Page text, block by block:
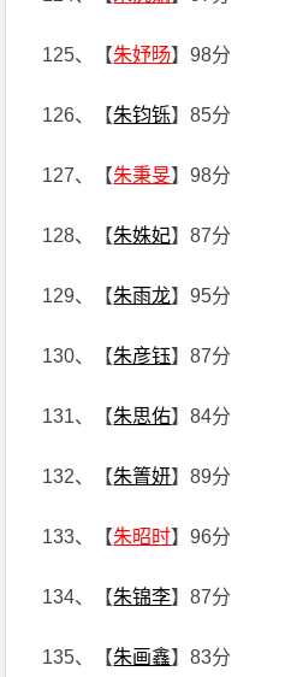
125、【朱妤旸】98分
126、【朱钧铄】85分
127、【朱秉旻】98分
128、【朱姝妃】87分
129、【朱雨龙】95分
130、【朱彦钰】87分
131、【朱思佑】84分
132、【朱箐妍】89分
133、【朱昭时】96分
134、【朱锦李】87分
135、【朱画鑫】83分